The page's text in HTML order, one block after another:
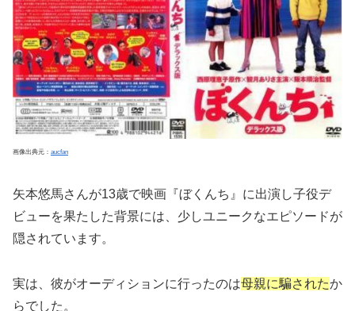
画像出典元： aucfan
矢本悠馬さんが13歳で映画『ぼくんち』に出演し子役デ
ビューを果たした背景には、少しユニークなエピソードが
隠されています。
実は、彼がオーディションに行ったのは母親に騙されたか
らでした。